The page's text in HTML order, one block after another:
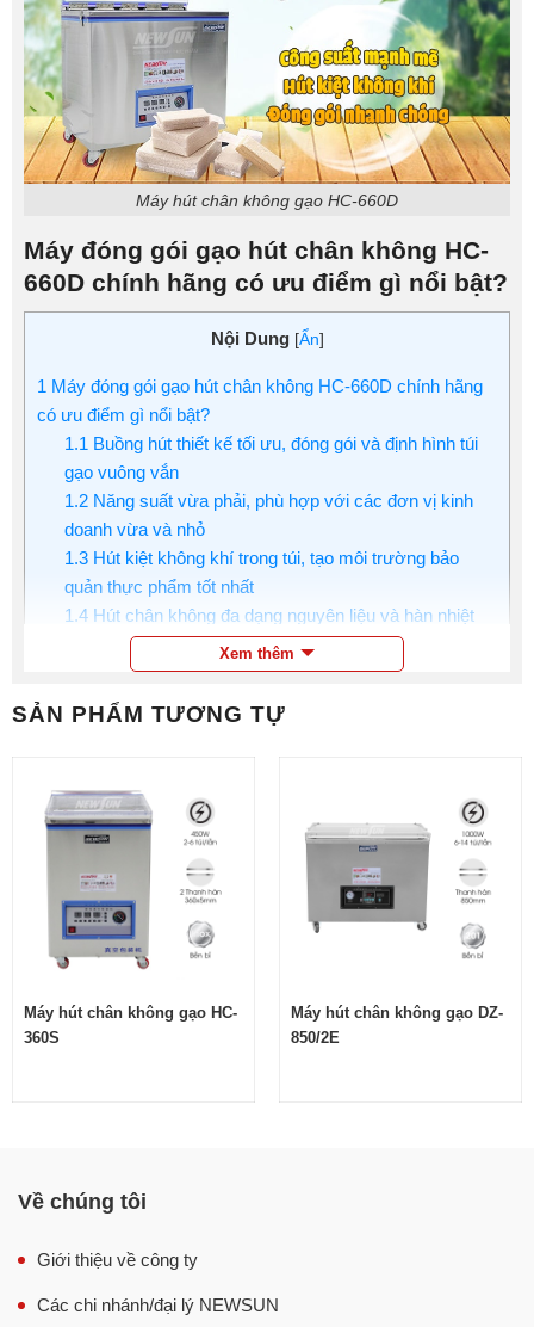
Máy hút chân không gạo HC-660D
Máy đóng gói gạo hút chân không HC-
660D chính hãng có ưu điểm gì nổi bật?
Nội Dung [Ẩn]
1 Máy đóng gói gạo hút chân không HC-660D chính hãng
có ưu điểm gì nổi bật?
1.1 Buồng hút thiết kế tối ưu, đóng gói và định hình túi
gạo vuông vắn
1.2Năng suất vừa phải, phù hợp với các đơn vị kinh
doanh vừa và nhỏ
1.3Hút kiệt không khí trong túi, tạo môi trường bảo
quản thực phẩm tốt nhất
1.4Hút chân không đa dạng nguyên liệu và hàn nhiệt
không kén túi
Thiết kế hiện đại, bền đẹp và dễ sử dụng
2
Hướng dẫn sử dụng máy đóng gói chân không gạo HC-
Điện máy Thực phẩm – Thương hiệu phân phối máy hút
chân không gạo hàng đầu thị trường
Máy hút chân không gạo HC-660Dchính hãng do
chúng tôi phân phối là dòng
máy hút chân không
chất
lượng cao, sở hữu nhiều ưu điểm và tính năng vượt trội
hơn các dòng khác trên thị trường.
Xem thêm
SẢN PHẨM TƯƠNG TỰ
Máy hút chân không gạo HC-
360S
Máy hút chân không gạo DZ-
850/2E
Về chúng tôi
Giới thiệu về công ty
Các chi nhánh/đại lý NEWSUN